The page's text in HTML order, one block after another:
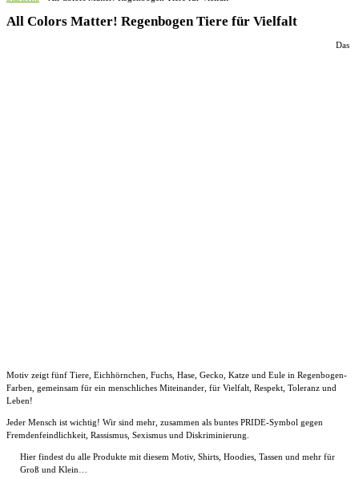
All Colors Matter! Regenbogen Tiere für Vielfalt
Das
Motiv zeigt fünf Tiere, Eichhörnchen, Fuchs, Hase, Gecko, Katze und Eule in Regenbogen-
Farben, gemeinsam für ein menschliches Miteinander, für Vielfalt, Respekt, Toleranz und
Leben!
Jeder Mensch ist wichtig! Wir sind mehr, zusammen als buntes PRIDE-Symbol gegen
Fremdenfeindlichkeit, Rassismus, Sexismus und Diskriminierung.
Hier findest du alle Produkte mit diesem Motiv, Shirts, Hoodies, Tassen und mehr für
Groß und Klein…